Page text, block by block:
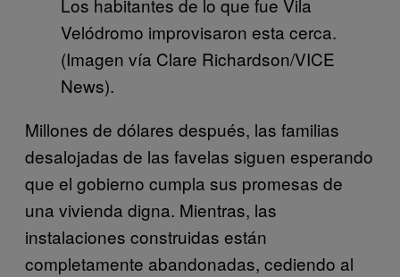
Los habitantes de lo que fue Vila
Velódromo improvisaron esta cerca.
(Imagen vía Clare Richardson/VICE
News).
Millones de dólares después, las familias
desalojadas de las favelas siguen esperando
que el gobierno cumpla sus promesas de
una vivienda digna. Mientras, las
instalaciones construidas están
completamente abandonadas, cediendo al